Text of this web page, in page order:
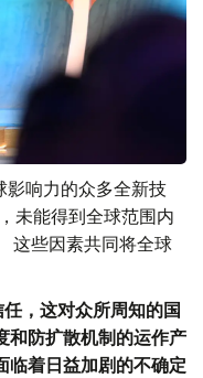
影响力的众多全新技
未能得到全球范围内
这些因素共同将全球
，这对众所周知的国
和防扩散机制的运作产
临着日益加剧的不确定